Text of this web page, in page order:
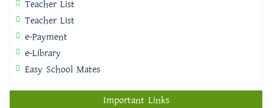
Teacher List
Teacher List
e-Payment
e-Library
Easy School Mates
Important Links